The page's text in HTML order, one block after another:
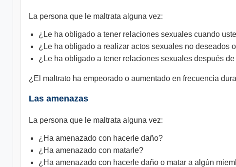
La persona que le maltrata alguna vez:
¿Le ha obligado a tener relaciones sexuales cuando
¿Le ha obligado a realizar actos sexuales no deseados
¿Le ha obligado a tener relaciones sexuales después
¿El maltrato ha empeorado o aumentado en frecuencia
Las amenazas
La persona que le maltrata alguna vez:
¿Ha amenazado con hacerle daño?
¿Ha amenazado con matarle?
¿Ha amenazado con hacerle daño o matar a algún